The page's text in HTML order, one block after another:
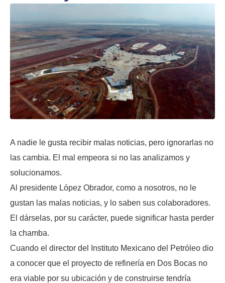
A nadie le gusta recibir malas noticias, pero ignorarlas no
las cambia. El mal empeora si no las analizamos y
solucionamos.
Al presidente López Obrador, como a nosotros, no le
gustan las malas noticias, y lo saben sus colaboradores.
El dárselas, por su carácter, puede significar hasta perder
la chamba.
Cuando el director del Instituto Mexicano del Petróleo dio
a conocer que el proyecto de refinería en Dos Bocas no
era viable por su ubicación y de construirse tendría